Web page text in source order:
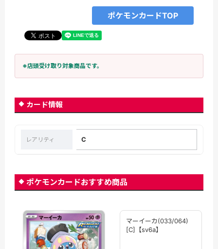
ポケモンカードTOP
※店頭受け取り対象商品です。
カード情報
レアリティ C
ポケモンカードおすすめ商品
マーイーカ(033/064)
[C]【sv6a】